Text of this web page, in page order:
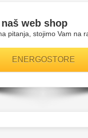
web shop
pitanja, stojimo Vam na
ENERGOSTORE